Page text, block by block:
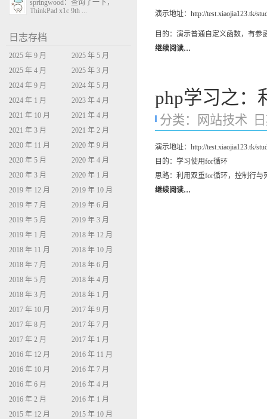
演示地址： http://test.xiaojia123.tk/
目的：演示普通自定义函数，有参
继续阅读…
php学习之：
分类： 网站技术
演示地址：http://test.xiaojia123.tk/
目的：学习使用for循环
思路：利用双重for循环，控制行与
继续阅读…
springwood：查询了一下，
ThinkPad x1c 9th ...
日志存档
2025 年 9 月
2025 年 5 月
2025 年 4 月
2025 年 3 月
2024 年 9 月
2024 年 5 月
2024 年 1 月
2023 年 4 月
2021 年 10 月
2021 年 4 月
2021 年 3 月
2021 年 2 月
2020 年 11 月
2020 年 9 月
2020 年 5 月
2020 年 4 月
2020 年 3 月
2020 年 1 月
2019 年 12 月
2019 年 10 月
2019 年 7 月
2019 年 6 月
2019 年 5 月
2019 年 3 月
2019 年 1 月
2018 年 12 月
2018 年 11 月
2018 年 10 月
2018 年 7 月
2018 年 6 月
2018 年 5 月
2018 年 4 月
2018 年 3 月
2018 年 1 月
2017 年 10 月
2017 年 9 月
2017 年 8 月
2017 年 7 月
2017 年 2 月
2017 年 1 月
2016 年 12 月
2016 年 11 月
2016 年 10 月
2016 年 7 月
2016 年 6 月
2016 年 4 月
2016 年 2 月
2016 年 1 月
2015 年 12 月
2015 年 10 月